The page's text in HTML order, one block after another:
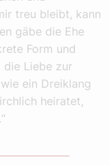
treu bleibt, kann
gäbe die Ehe
Form und
die Liebe zur
ein Dreiklang
heiratet,